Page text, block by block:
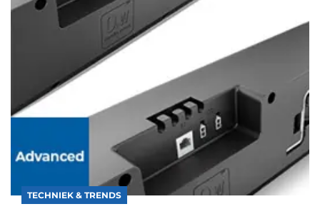
TECHNIEK & TRENDS